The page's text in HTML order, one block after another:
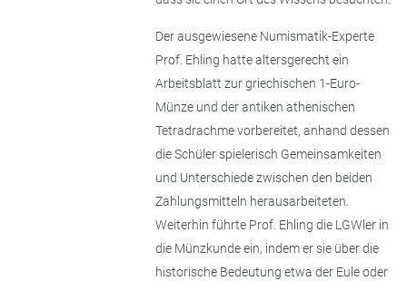
Der ausgewiesene Numismatik-Experte
Prof. Ehling hatte altersgerecht ein
Arbeitsblatt zur griechischen 1-Euro-
Münze und der antiken athenischen
Tetradrachme vorbereitet, anhand dessen
die Schüler spielerisch Gemeinsamkeiten
und Unterschiede zwischen den beiden
Zahlungsmitteln herausarbeiteten.
Weiterhin führte Prof. Ehling die LGWler in
die Münzkunde ein, indem er sie über die
historische Bedeutung etwa der Eule oder